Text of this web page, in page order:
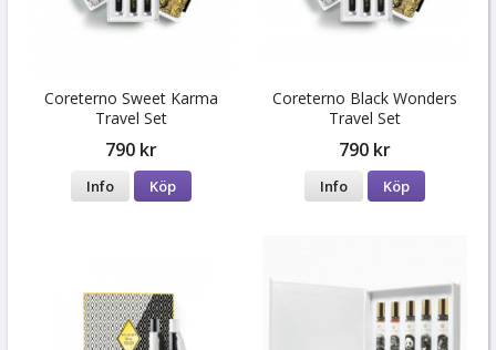
Coreterno Sweet Karma
Travel Set
790 kr
Info Köp
Coreterno Black Wonders
Travel Set
790 kr
Info Köp